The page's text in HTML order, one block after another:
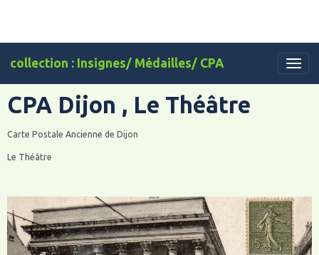
collection : Insignes/ Médailles/ CPA
CPA Dijon , Le Théâtre
Carte Postale Ancienne de Dijon
Le Théâtre